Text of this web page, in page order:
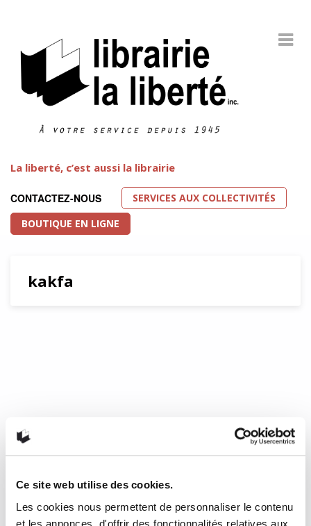
Ce site web utilise des cookies.
Les cookies nous permettent de personnaliser le contenu
et les annonces, d'offrir des fonctionnalités relatives aux
La liberté, c’est aussi la librairie
CONTACTEZ-NOUS
SERVICES AUX COLLECTIVITÉS
BOUTIQUE EN LIGNE
kakfa
Faire plus d’exercice. Manger plus sainement. Mieux gérer
son portefeuille. Moins regarder la télévision. À chaque
année ses résolutions. On essaie de les tenir autant que
tentés d’explorer des genres littéraires qu’ils connaissent
bien précis. 2018 sera sans doute riche de promesses